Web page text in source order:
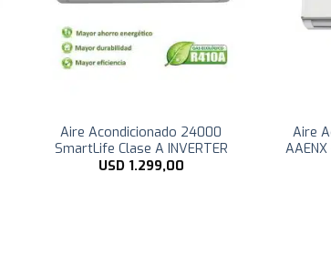
Aire Acondicionado 24000
SmartLife Clase A INVERTER
USD 1.299,00
Aire